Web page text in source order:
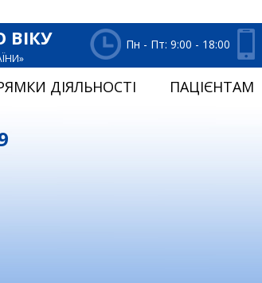
ВІКУ Пн - Пт: 9:00 - 18:00
ДІЯЛЬНОСТІ ПАЦІЄНТАМ